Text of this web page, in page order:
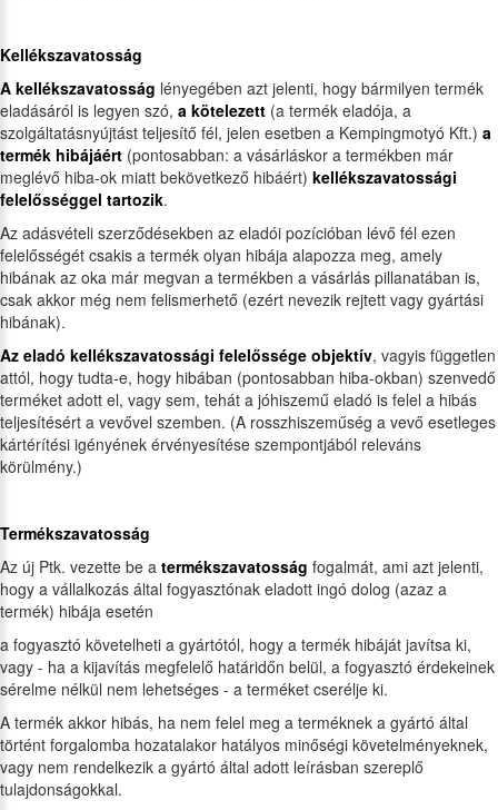
Kellékszavatosság
A kellékszavatosság lényegében azt jelenti, hogy bármilyen termék
eladásáról is legyen szó, a kötelezett (a termék eladója, a
szolgáltatásnyújtást teljesítő fél, jelen esetben a Kempingmotyó Kft.) a
termék hibájáért (pontosabban: a vásárláskor a termékben már
meglévő hiba-ok miatt bekövetkező hibáért) kellékszavatossági
felelősséggel tartozik.
Az adásvételi szerződésekben az eladói pozícióban lévő fél ezen
felelősségét csakis a termék olyan hibája alapozza meg, amely
hibának az oka már megvan a termékben a vásárlás pillanatában is,
csak akkor még nem felismerhető (ezért nevezik rejtett vagy gyártási
hibának).
Az eladó kellékszavatossági felelőssége objektív, vagyis független
attól, hogy tudta-e, hogy hibában (pontosabban hiba-okban) szenvedő
terméket adott el, vagy sem, tehát a jóhiszemű eladó is felel a hibás
teljesítésért a vevővel szemben. (A rosszhiszeműség a vevő esetleges
kártérítési igényének érvényesítése szempontjából releváns
körülmény.)
Termékszavatosság
Az új Ptk. vezette be a termékszavatosság fogalmát, ami azt jelenti,
hogy a vállalkozás által fogyasztónak eladott ingó dolog (azaz a
termék) hibája esetén
a fogyasztó követelheti a gyártótól, hogy a termék hibáját javítsa ki,
vagy - ha a kijavítás megfelelő határidőn belül, a fogyasztó érdekeinek
sérelme nélkül nem lehetséges - a terméket cserélje ki.
A termék akkor hibás, ha nem felel meg a terméknek a gyártó által
történt forgalomba hozatalakor hatályos minőségi követelményeknek,
vagy nem rendelkezik a gyártó által adott leírásban szereplő
tulajdonságokkal.